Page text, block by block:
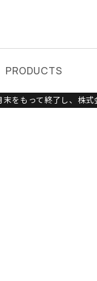
PRODUCTS
をもって終了し、株式